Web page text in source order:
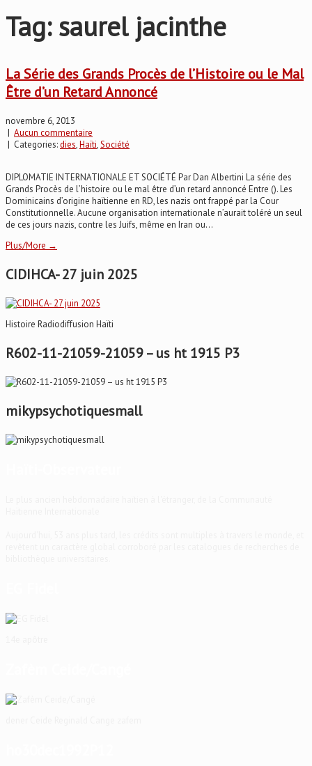
Tag: saurel jacinthe
La Série des Grands Procès de l’Histoire ou le Mal
Être d’un Retard Annoncé
novembre 6, 2013
| Aucun commentaire
| Categories:dies,Haïti,Société
DIPLOMATIE INTERNATIONALE ET SOCIÉTÉ Par Dan Albertini La série des
Grands Procès de l’histoire ou le mal être d’un retard annoncé Entre (). Les
Dominicains d’origine haïtienne en RD, les nazis ont frappé par la Cour
Constitutionnelle. Aucune organisation internationale n’aurait toléré un seul
de ces jours nazis, contre les Juifs, même en Iran ou...
Plus/More →
CIDIHCA- 27 juin 2025
Histoire Radiodiffusion Haïti
R602-11-21059-21059 – us ht 1915 P3
mikypsychotiquesmall